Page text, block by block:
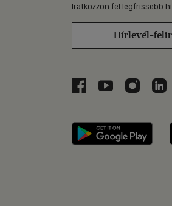
Iratkozzon fel legfrissebb
Hírlevél-
Libri a Facebookon
Libri aLibri